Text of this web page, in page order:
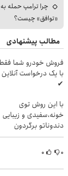
چرا ترامپ حمله به
«توافق» چیست؟
مطالب پیشنهادی
فروش خودرو شما
با یک درخواست آنلاین
✔
با این روش توی
خونه،سفیدی و زیبایی
دندوناتو برگردون
(40%off)
۰ ۰